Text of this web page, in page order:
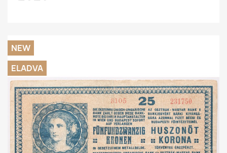
NEW
ELADVA